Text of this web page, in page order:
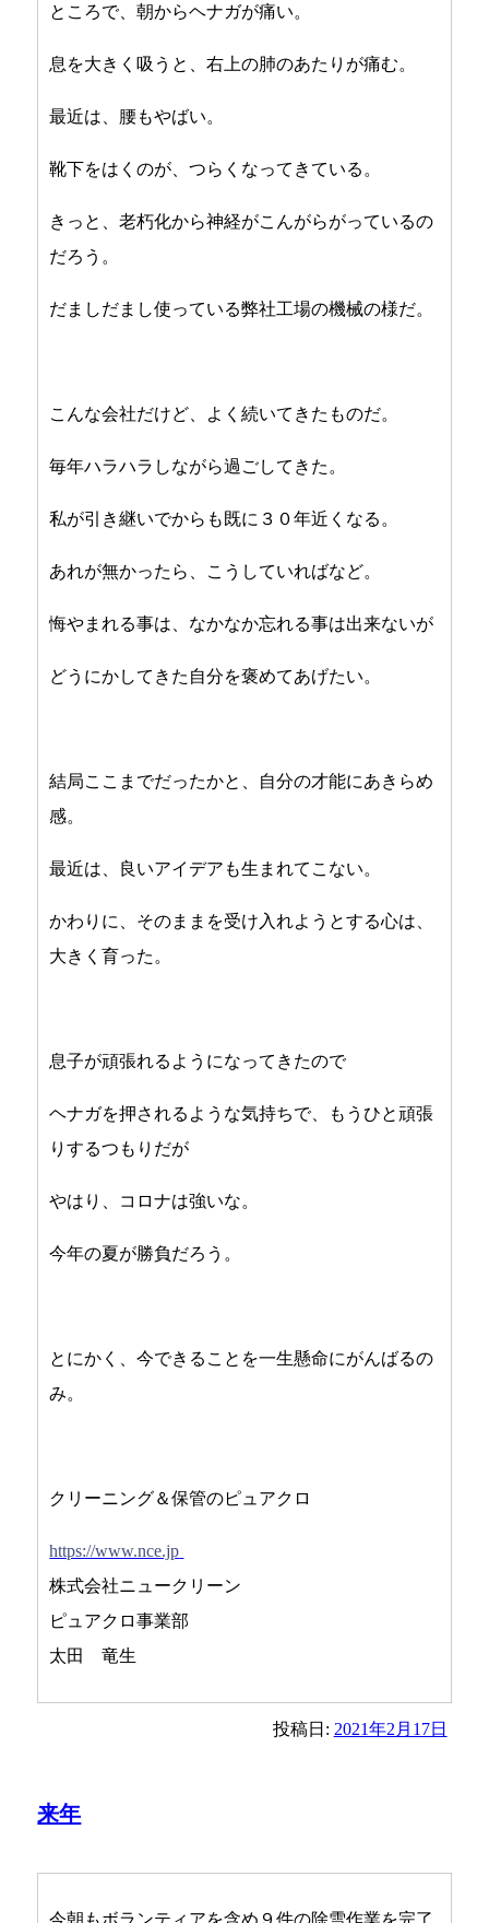
ところで、朝からヘナガが痛い。
息を大きく吸うと、右上の肺のあたりが痛む。
最近は、腰もやばい。
靴下をはくのが、つらくなってきている。
きっと、老朽化から神経がこんがらがっているの
だろう。
だましだまし使っている弊社工場の機械の様だ。
こんな会社だけど、よく続いてきたものだ。
毎年ハラハラしながら過ごしてきた。
私が引き継いでからも既に３０年近くなる。
あれが無かったら、こうしていればなど。
悔やまれる事は、なかなか忘れる事は出来ないが
どうにかしてきた自分を褒めてあげたい。
結局ここまでだったかと、自分の才能にあきらめ
感。
最近は、良いアイデアも生まれてこない。
かわりに、そのままを受け入れようとする心は、
大きく育った。
息子が頑張れるようになってきたので
ヘナガを押されるような気持ちで、もうひと頑張
りするつもりだが
やはり、コロナは強いな。
今年の夏が勝負だろう。
とにかく、今できることを一生懸命にがんばるの
み。
クリーニング＆保管のピュアクロ
https://www.nce.jp
株式会社ニュークリーン
ピュアクロ事業部
太田 竜生
投稿日: 2021年2月17日
来年